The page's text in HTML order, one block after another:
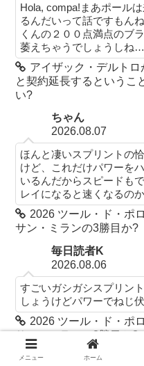
Hola, compa!まあポール
るんだいって話ですもん
くんの２００点満点のブ
萎えちゃうでしょうしね
アイザック・デルト
と契約延長するというこ
い?
ちゃん
2026.08.07
ほんと凄いスプリントの
けど、これだけパワーを
いるんだからスピードも
レイになると速くなるの
2026 ツール・ド・ポ
サン・ミランの3勝目か?
毎日読者K
2026.08.06
すごいガシガシスプリン
しょうけどパワーでねじ
2026 ツール・ド・ポ
サン・ミランの3勝目か?
メニュー ホーム